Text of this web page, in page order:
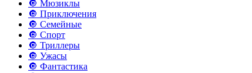
🔘 Мюзиклы
🔘 Приключения
🔘 Семейные
🔘 Спорт
🔘 Триллеры
🔘 Ужасы
🔘 Фантастика